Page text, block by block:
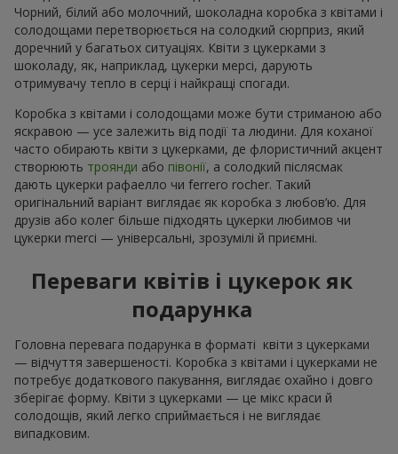
Чорний, білий або молочний, шоколадна коробка з квітами і
солодощами перетворюється на солодкий сюрприз, який
доречний у багатьох ситуаціях. Квіти з цукерками з
шоколаду, як, наприклад, цукерки мерсі, дарують
отримувачу тепло в серці і найкращі спогади.
Коробка з квітами і солодощами може бути стриманою або
яскравою — усе залежить від події та людини. Для коханої
часто обирають квіти з цукерками, де флористичний акцент
створюють троянди або півонії, а солодкий післясмак
дають цукерки рафаелло чи ferrero rocher. Такий
оригінальний варіант виглядає як коробка з любов’ю. Для
друзів або колег більше підходять цукерки любимов чи
цукерки merci — універсальні, зрозумілі й приємні.
Переваги квітів і цукерок як
подарунка
Головна перевага подарунка в форматі квіти з цукерками
— відчуття завершеності. Коробка з квітами і цукерками не
потребує додаткового пакування, виглядає охайно і довго
зберігає форму. Квіти з цукерками — це мікс краси й
солодощів, який легко сприймається і не виглядає
випадковим.